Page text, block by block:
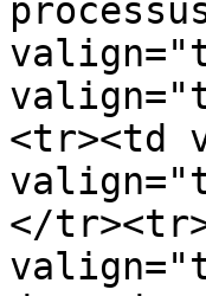
<tr><td
</